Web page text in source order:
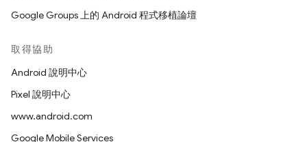
Google Groups 上的 Android 程式移植論壇
取得協助
Android 說明中心
Pixel 說明中心
www.android.com
Google Mobile Services